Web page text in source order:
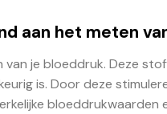
aan het meten
je bloeddruk. Deze
is. Door deze
bloeddrukwaarden